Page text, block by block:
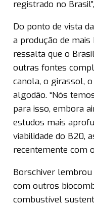
registrado no
Do ponto de vista
a produção de mais
ressalta que o
outras fontes
canola, o girassol,
algodão. “Nós
para isso, embora
estudos mais
viabilidade do B20,
recentemente com
Borschiver lembrou
com outros
combustível